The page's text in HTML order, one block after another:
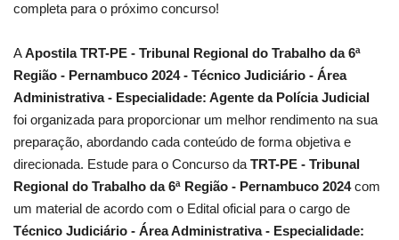
completa para o próximo concurso!
AApostila TRT-PE - Tribunal Regional do Trabalho da 6ª
Região - Pernambuco 2024 - Técnico Judiciário - Área
Administrativa - Especialidade: Agente da Polícia Judicial
foi organizada para proporcionar um melhor rendimento na sua
preparação, abordando cada conteúdo de forma objetiva e
direcionada. Estude para o Concurso da TRT-PE - Tribunal
Regional do Trabalho da 6ª Região - Pernambuco 2024com
um material de acordo com o Edital oficial para o cargo de
Técnico Judiciário - Área Administrativa - Especialidade: